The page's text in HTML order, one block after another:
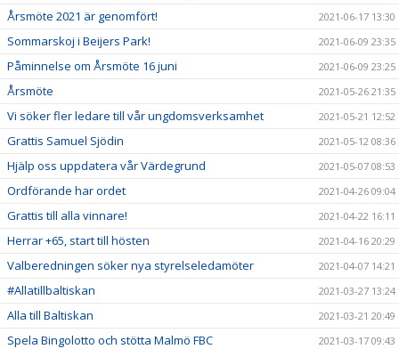
Årsmöte 2021 är genomfört! 2021-06-17 13:30
Sommarskoj i Beijers Park! 2021-06-09 23:35
Påminnelse om Årsmöte 16 juni 2021-06-09 23:25
Årsmöte 2021-05-26 21:35
Vi söker fler ledare till vår ungdomsverksamhet 2021-05-21 12:52
Grattis Samuel Sjödin 2021-05-12 08:36
Hjälp oss uppdatera vår Värdegrund 2021-05-07 08:53
Ordförande har ordet 2021-04-26 09:04
Grattis till alla vinnare! 2021-04-22 16:11
Herrar +65, start till hösten 2021-04-16 20:29
Valberedningen söker nya styrelseledamöter 2021-04-07 14:21
#Allatillbaltiskan 2021-03-27 13:24
Alla till Baltiskan 2021-03-21 20:49
Spela Bingolotto och stötta Malmö FBC 2021-03-17 09:43